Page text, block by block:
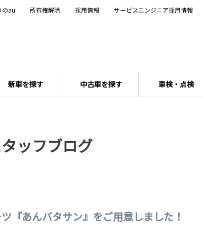
新車を探す 中古車を探す 車検・点検
のau 所有権解除 採用情報 サービスエンジニア採用情報
ッフブログ
『あんバタサン』をご用意しました！